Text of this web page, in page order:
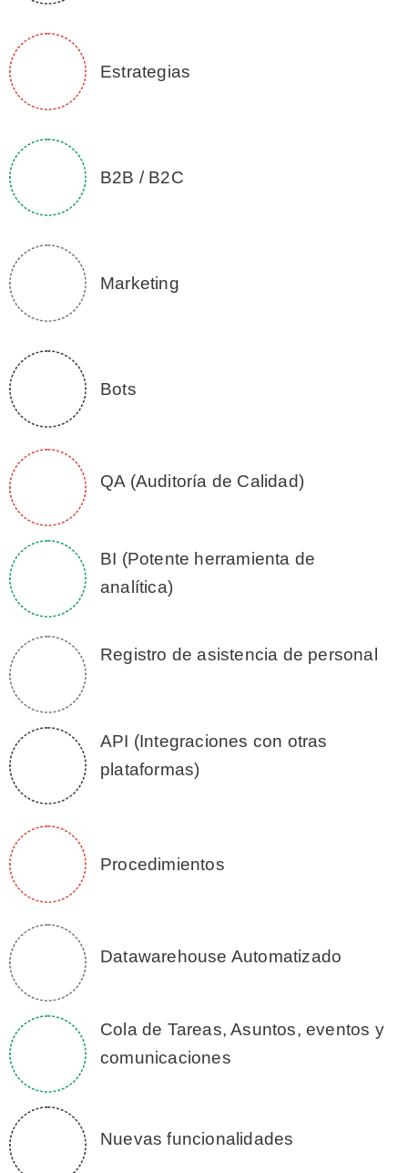
Estrategias
B2B / B2C
Marketing
Bots
QA (Auditoría de Calidad)
BI (Potente herramienta de
analítica)
Registro de asistencia de personal
API (Integraciones con otras
plataformas)
Procedimientos
Datawarehouse Automatizado
Cola de Tareas, Asuntos, eventos y
comunicaciones
Nuevas funcionalidades